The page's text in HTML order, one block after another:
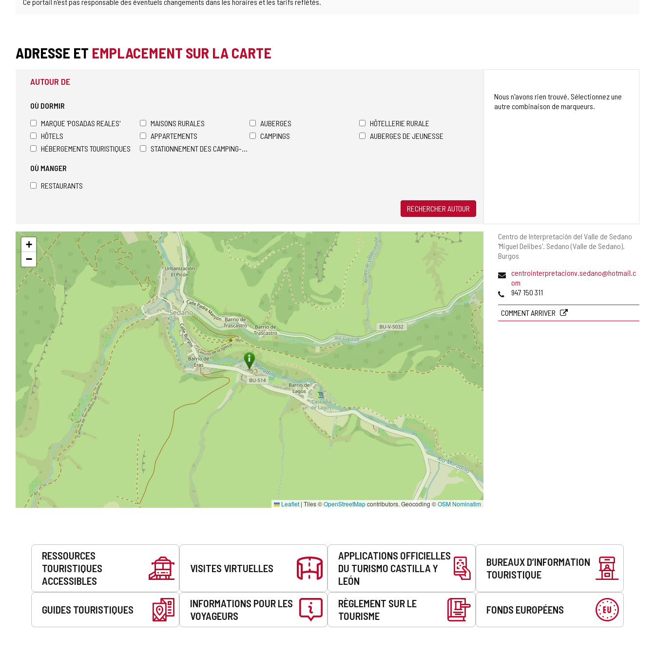
ADRESSE ET EMPLACEMENT SUR LA CARTE
Adresse
postale
Centro de Interpretación del Valle de Sedano
'Miguel Delibes'. Sedano (Valle de Sedano).
Burgos
Adresse
courrier
centrointerpretacionv.sedano@hotmail.c
om
Téléphones
947 150 311
COMMENT ARRIVER
AUTOUR DE
OÙ DORMIR
MARQUE 'POSADAS REALES'
MAISONS RURALES AUBERGES
HÔTELLERIE RURALE
HÔTELS
APPARTEMENTS CAMPINGS
AUBERGES DE JEUNESSE
HÉBERGEMENTS TOURISTIQUES
STATIONNEMENT DES CAMPING-CARS
OÙ MANGER
RESTAURANTS
RECHERCHER AUTOUR
Nous n'avons rien trouvé. Sélectionnez une
autre combinaison de marqueurs.
Sauter
+
−
Leaflet | Tiles ©OpenStreetMapcontributors. Geocoding ©OSM Nominatim
Prestations
RESSOURCES
TOURISTIQUES
ACCESSIBLES
VISITES VIRTUELLES
APPLICATIONS OFFICIELLES
DU TURISMO CASTILLA Y
LEÓN
BUREAUX D’INFORMATION
TOURISTIQUE
GUIDES TOURISTIQUES
INFORMATIONS POUR LES
VOYAGEURS
RÈGLEMENT SUR LE
TOURISME
FONDS EUROPÉENS